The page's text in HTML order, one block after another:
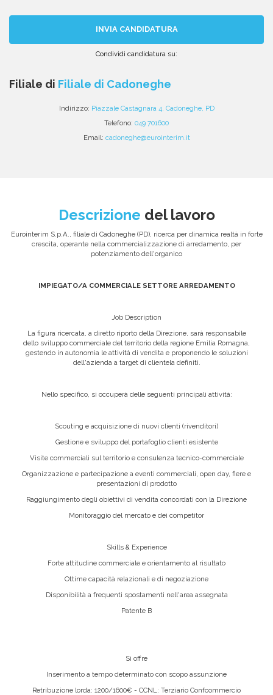
INVIA CANDIDATURA
Condividi candidatura su:
email
Facebook
Twitter
Linkedin
WhatsApp
Filiale di Filiale di Cadoneghe
Indirizzo: Piazzale Castagnara 4, Cadoneghe, PD
Telefono: 049 701600
Email: cadoneghe@eurointerim.it
Descrizione del lavoro
Eurointerim S.p.A., filiale di Cadoneghe (PD), ricerca per dinamica realtà in forte
crescita, operante nella commercializzazione di arredamento, per
potenziamento dell'organico
IMPIEGATO/A COMMERCIALE SETTORE ARREDAMENTO
Job Description
La figura ricercata, a diretto riporto della Direzione, sarà responsabile
dello sviluppo commerciale del territorio della regione Emilia Romagna,
gestendo in autonomia le attività di vendita e proponendo le soluzioni
dell'azienda a target di clientela definiti.
Nello specifico, si occuperà delle seguenti principali attività:
Scouting e acquisizione di nuovi clienti (rivenditori)
Gestione e sviluppo del portafoglio clienti esistente
Visite commerciali sul territorio e consulenza tecnico-commerciale
Organizzazione e partecipazione a eventi commerciali, open day, fiere e
presentazioni di prodotto
Raggiungimento degli obiettivi di vendita concordati con la Direzione
Monitoraggio del mercato e dei competitor
Skills & Experience
Forte attitudine commerciale e orientamento al risultato
Ottime capacità relazionali e di negoziazione
Disponibilità a frequenti spostamenti nell'area assegnata
Patente B
Si offre
Inserimento a tempo determinato con scopo assunzione
Retribuzione lorda: 1200/1600€ - CCNL: Terziario Confcommercio